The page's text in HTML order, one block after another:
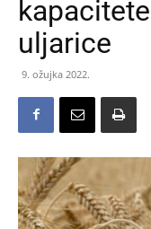
uljarice
9. ožujka 2022.